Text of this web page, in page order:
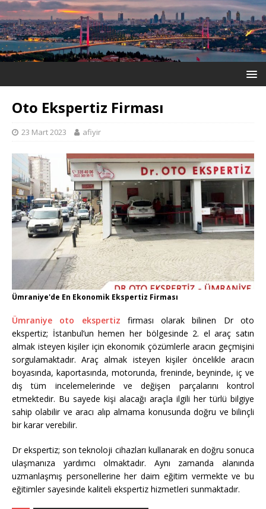
Oto Ekspertiz Firması
23 Mart 2023 afiyir
Ümraniye'de En Ekonomik Ekspertiz Firması
Ümraniye oto ekspertiz firması olarak bilinen Dr oto
ekspertiz; İstanbul’un hemen her bölgesinde 2. el araç satın
almak isteyen kişiler için ekonomik çözümlerle aracın geçmişini
sorgulamaktadır. Araç almak isteyen kişiler öncelikle aracın
boyasında, kaportasında, motorunda, freninde, beyninde, iç ve
dış tüm incelemelerinde ve değişen parçalarını kontrol
etmektedir. Bu sayede kişi alacağı araçla ilgili her türlü bilgiye
sahip olabilir ve aracı alıp almama konusunda doğru ve bilinçli
bir karar verebilir.
Dr ekspertiz; son teknoloji cihazları kullanarak en doğru sonuca
ulaşmanıza yardımcı olmaktadır. Aynı zamanda alanında
uzmanlaşmış personellerine her daim eğitim vermekte ve bu
eğitimler sayesinde kaliteli ekspertiz hizmetleri sunmaktadır.